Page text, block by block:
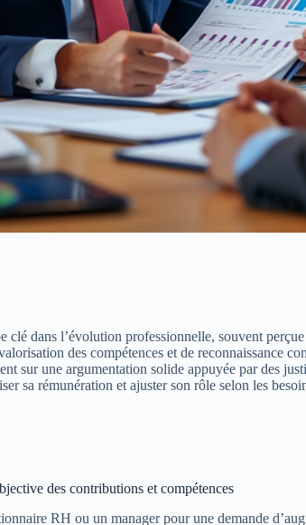
clé dans l’évolution professionnelle, souvent
des compétences et de reconnaissance
sur une argumentation solide appuyée par des
sa rémunération et ajuster son rôle selon les
des contributions et compétences
RH ou un manager pour une demande